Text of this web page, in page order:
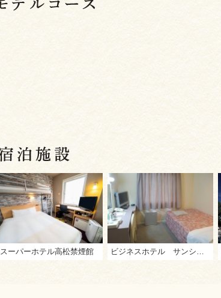
スーパーホテル高松禁煙館 ビジネスホテル サンシャイン高松